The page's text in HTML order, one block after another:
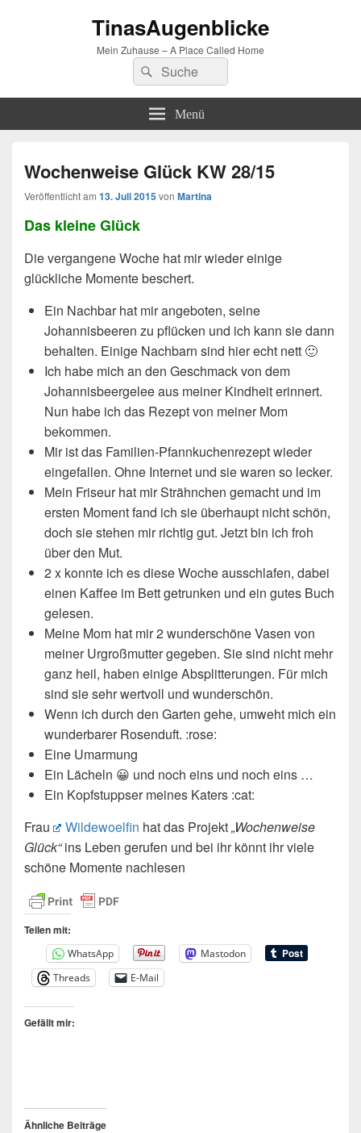
TinasAugenblicke
Mein Zuhause – A Place Called Home
Suchen
nach:
Suchen
Menü
Wochenweise Glück KW 28/15
Veröffentlicht am 13. Juli 2015von Martina
Das kleine Glück
Die vergangene Woche hat mir wieder einige
glückliche Momente beschert.
Ein Nachbar hat mir angeboten, seine
Johannisbeeren zu pflücken und ich kann sie dann
behalten. Einige Nachbarn sind hier echt nett 🙂
Ich habe mich an den Geschmack von dem
Johannisbeergelee aus meiner Kindheit erinnert.
Nun habe ich das Rezept von meiner Mom
bekommen.
Mir ist das Familien-Pfannkuchenrezept wieder
eingefallen. Ohne Internet und sie waren so lecker.
Mein Friseur hat mir Strähnchen gemacht und im
ersten Moment fand ich sie überhaupt nicht schön,
doch sie stehen mir richtig gut. Jetzt bin ich froh
über den Mut.
2 x konnte ich es diese Woche ausschlafen, dabei
einen Kaffee im Bett getrunken und ein gutes Buch
gelesen.
Meine Mom hat mir 2 wunderschöne Vasen von
meiner Urgroßmutter gegeben. Sie sind nicht mehr
ganz heil, haben einige Absplitterungen. Für mich
sind sie sehr wertvoll und wunderschön.
Wenn ich durch den Garten gehe, umweht mich ein
wunderbarer Rosenduft. :rose:
Eine Umarmung
Ein Lächeln 😀 und noch eins und noch eins …
Ein Kopfstuppser meines Katers :cat:
Frau
Wildewoelfin hat das Projekt„Wochenweise
Glück“ins Leben gerufen und bei ihr könnt ihr viele
schöne Momente nachlesen
Teilen mit:
WhatsApp
Mastodon
Threads
E-Mail
Gefällt mir:
Ähnliche Beiträge